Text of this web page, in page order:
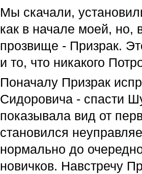
Мы скачали,
как в начале моей, но,
прозвище - Призрак.
и то, что никакого
Поначалу Призрак
Сидоровича - спасти
показывала вид от
становился
нормально до
новичков. Навстречу